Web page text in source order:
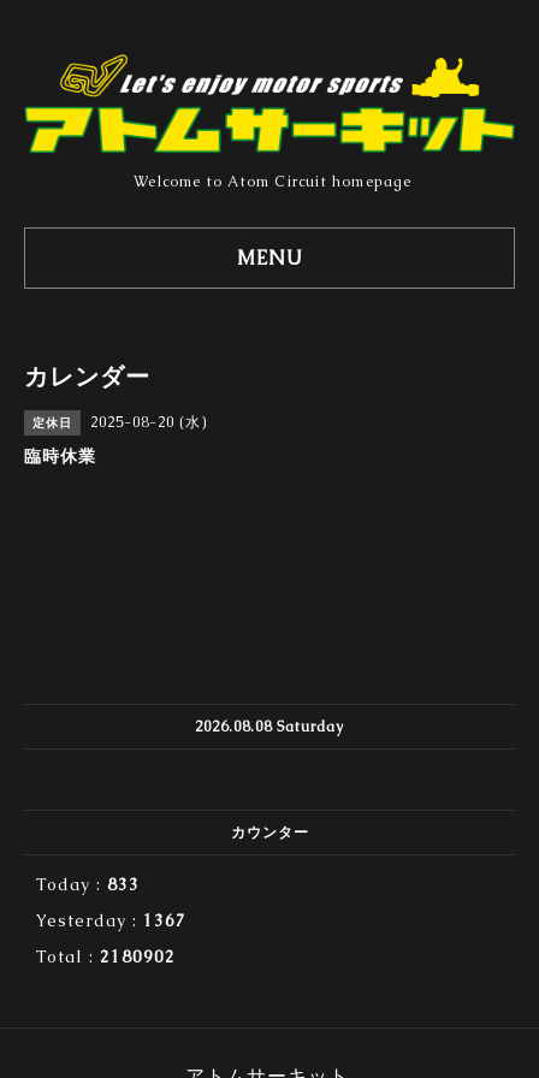
Welcome to Atom Circuit homepage
MENU
カレンダー
定休日 2025-08-20 (水)
臨時休業
2026.08.08 Saturday
カウンター
Today : 833
Yesterday : 1367
Total : 2180902